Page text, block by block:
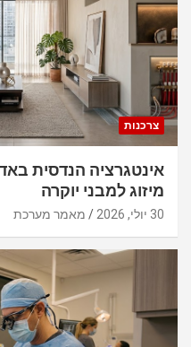
צרכנות
אינטגרציה הנדסית
מיזוג למבני יוקרה
30 יולי, 2026 מאמר מערכת